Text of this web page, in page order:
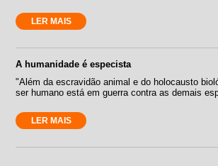
LER MAIS
A humanidade é especista
"Além da escravidão animal e do holocausto
ser humano está em guerra contra as demais
LER MAIS